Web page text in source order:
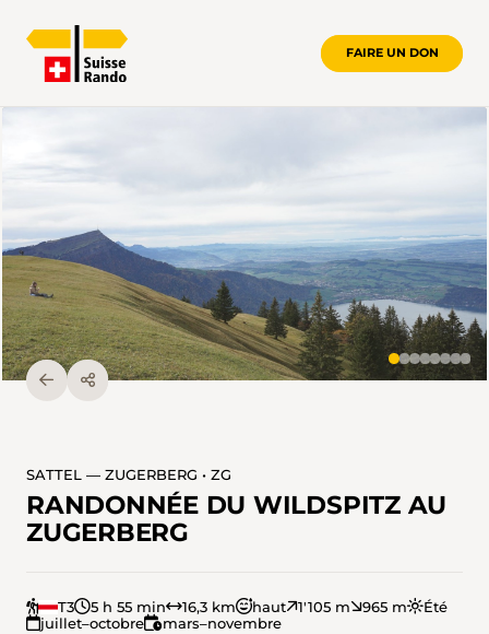
FAIRE UN DON
SATTEL — ZUGERBERG • ZG
RANDONNÉE DU WILDSPITZ AU
ZUGERBERG
T3 5 h 55 min 16,3 km haut 1'105 m 965 m
Été
juillet–octobre
mars–novembre